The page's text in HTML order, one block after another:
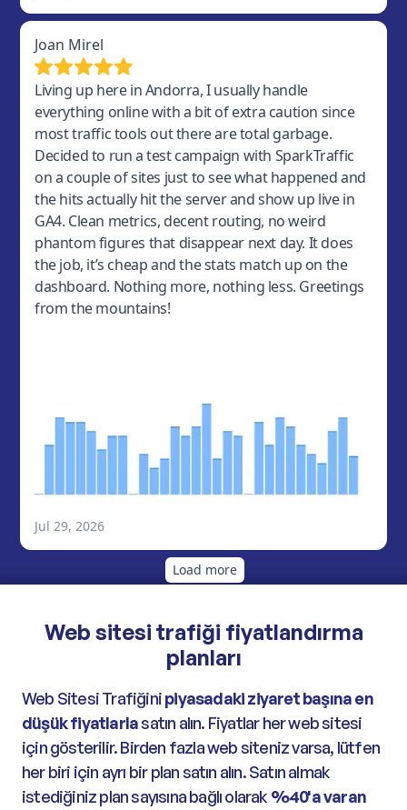
Web sitesi trafiği fiyatlandırma
planları
Web Sitesi Trafiğinipiyasadaki ziyaret başına en
düşük fiyatlarlasatın alın. Fiyatlar her web sitesi
için gösterilir. Birden fazla web siteniz varsa, lütfen
her biri için ayrı bir plan satın alın. Satın almak
istediğiniz plan sayısına bağlı olarak %40'a varan